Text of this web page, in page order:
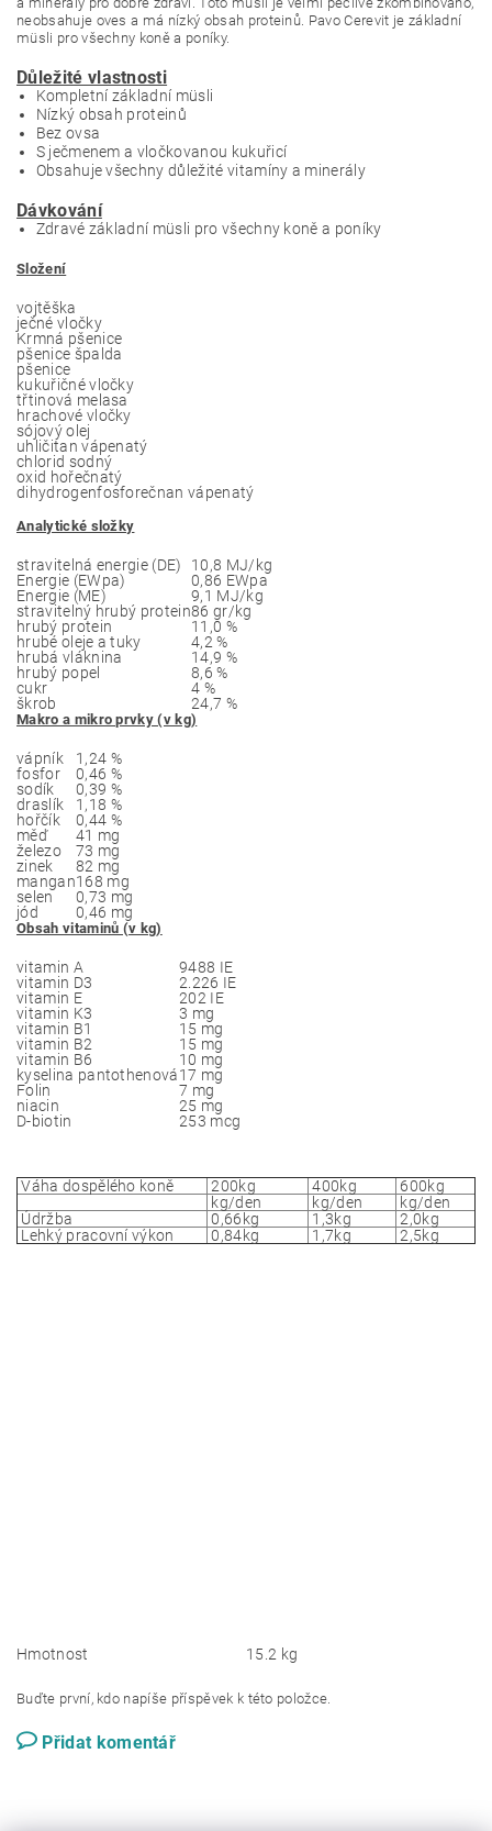
neobsahuje oves a má nízký obsah proteinů. Pavo Cerevit je základní
müsli pro všechny koně a poníky.
Důležité vlastnosti
Kompletní základní müsli
Nízký obsah proteinů
Bez ovsa
S ječmenem a vločkovanou kukuřicí
Obsahuje všechny důležité vitamíny a minerály
Dávkování
Zdravé základní müsli pro všechny koně a poníky
Složení
vojtěška
ječné vločky
Krmná pšenice
pšenice špalda
pšenice
kukuřičné vločky
třtinová melasa
hrachové vločky
sójový olej
uhličitan vápenatý
chlorid sodný
oxid hořečnatý
dihydrogenfosforečnan vápenatý
Analytické složky
stravitelná energie (DE)
10,8 MJ/kg
Energie (EWpa)
0,86 EWpa
Energie (ME)
9,1 MJ/kg
stravitelný hrubý protein86 gr/kg
hrubý protein
11,0 %
hrubé oleje a tuky
4,2 %
hrubá vláknina
14,9 %
hrubý popel
8,6 %
cukr
4 %
škrob
24,7 %
Makro a mikro prvky (v kg)
vápník
1,24 %
fosfor
0,46 %
sodík
0,39 %
draslík
1,18 %
hořčík
0,44 %
měď
41 mg
železo
73 mg
zinek
82 mg
mangan168 mg
selen
0,73 mg
jód
0,46 mg
Obsah vitaminů (v kg)
vitamin A
9488 IE
vitamin D3
2.226 IE
vitamin E
202 IE
vitamin K3
3 mg
vitamin B1
15 mg
vitamin B2
15 mg
vitamin B6
10 mg
kyselina pantothenová17 mg
Folin
7 mg
niacin
25 mg
D-biotin
253 mcg
Váha dospělého koně 200kg 400kg
600kg
kg/den
kg/den
kg/den
Údržba
0,66kg 1,3kg
2,0kg
Lehký pracovní výkon
0,84kg 1,7kg 2,5kg
Hmotnost 15.2 kg
Buďte první, kdo napíše příspěvek k této položce.
Přidat komentář